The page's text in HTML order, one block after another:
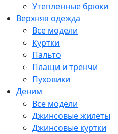
Утепленные брюки
Верхняя одежда
Все модели
Куртки
Пальто
Плащи и тренчи
Пуховики
Деним
Все модели
Джинсовые жилеты
Джинсовые куртки